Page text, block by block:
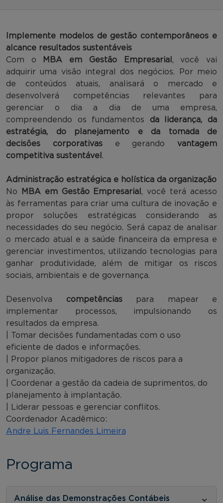
Implemente modelos de gestão contemporâneos e
alcance resultados sustentáveis
Com o
MBA em Gestão Empresarial , você vai
adquirir uma visão integral dos negócios. Por meio
de conteúdos atuais, analisará o mercado e
desenvolverá competências relevantes para
gerenciar o dia a dia de uma empresa,
compreendendo os fundamentos da liderança, da
estratégia, do planejamento e da tomada de
decisões corporativas e gerando vantagem
competitiva sustentável .
Administração estratégica e holística da organização
No
MBA em Gestão Empresarial , você terá acesso
às ferramentas para criar uma cultura de inovação e
propor soluções estratégicas considerando as
necessidades do seu negócio. Será capaz de analisar
o mercado atual e a saúde financeira da empresa e
gerenciar investimentos, utilizando tecnologias para
ganhar produtividade, além de mitigar os riscos
sociais, ambientais e de governança.
Desenvolva competênciaspara mapear e
implementar processos, impulsionando os
resultados da empresa.
| Tomar decisões fundamentadas com o uso
eficiente de dados e informações.
| Propor planos mitigadores de riscos para a
organização.
| Coordenar a gestão da cadeia de suprimentos, do
planejamento à implantação.
| Liderar pessoas e gerenciar conflitos.
Coordenador Acadêmico:
Andre Luis Fernandes Limeira
Programa
Análise das Demonstrações Contábeis